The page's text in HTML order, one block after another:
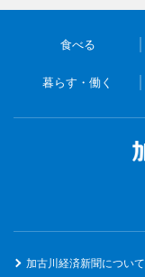
食べる
暮らす・働く
加古川経済新聞について